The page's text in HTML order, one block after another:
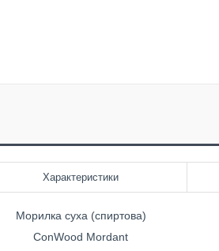
Характеристики
Морилка суха (спиртова)
ConWood Mordant